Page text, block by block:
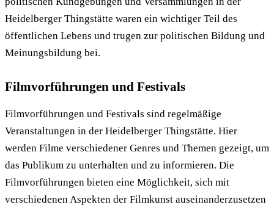
Heidelberger Thingstätte waren ein wichtiger Teil des
öffentlichen Lebens und trugen zur politischen Bildung und
Meinungsbildung bei.
Filmvorführungen und Festivals
Filmvorführungen und Festivals sind regelmäßige
Veranstaltungen in der Heidelberger Thingstätte. Hier
werden Filme verschiedener Genres und Themen gezeigt, um
das Publikum zu unterhalten und zu informieren. Die
Filmvorführungen bieten eine Möglichkeit, sich mit
verschiedenen Aspekten der Filmkunst auseinanderzusetzen